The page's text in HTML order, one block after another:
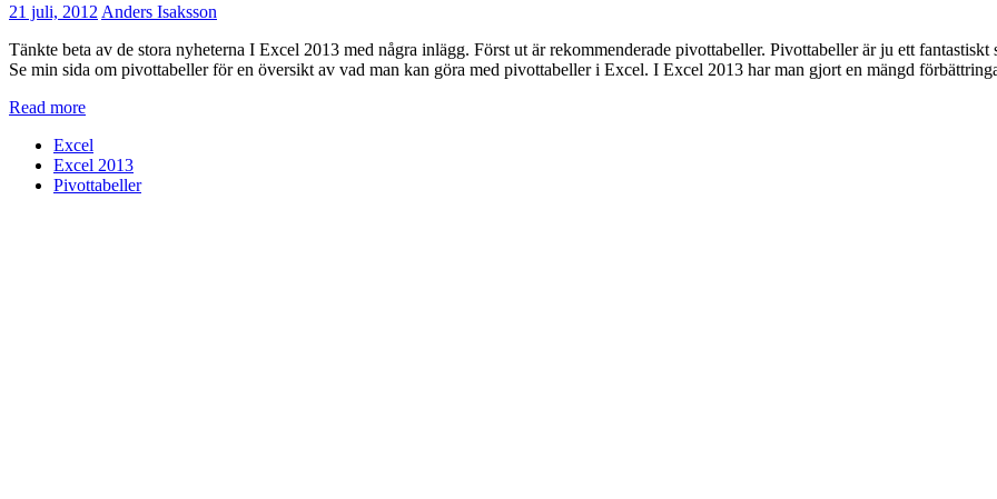
21 juli, 2012 Anders Isaksson
Tänkte beta av de stora nyheterna I Excel 2013 med några inlägg. Först ut är rekommenderade pivottabeller. Pivottabeller är ju ett
Se min sida om pivottabeller för en översikt av vad man kan göra med pivottabeller i Excel. I Excel 2013 har man gjort en mängd
Read more
Excel
Excel 2013
Pivottabeller